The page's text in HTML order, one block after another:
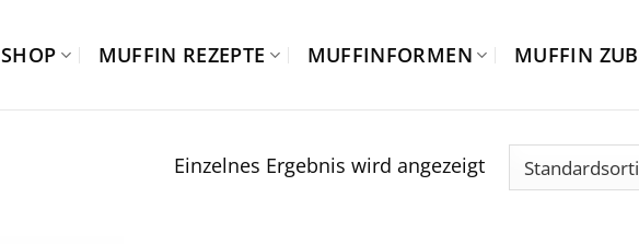
SHOP MUFFIN REZEPTE MUFFINFORMEN MUFFIN
Einzelnes Ergebnis wird angezeigt